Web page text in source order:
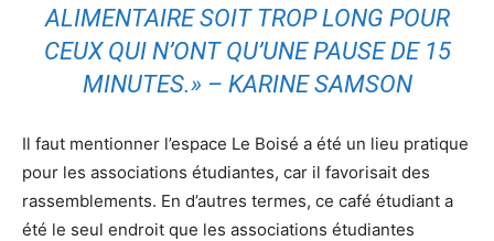
ALIMENTAIRE SOIT TROP LONG POUR
CEUX QUI N’ONT QU’UNE PAUSE DE 15
MINUTES.» – KARINE SAMSON
Il faut mentionner l’espace Le Boisé a été un lieu pratique
pour les associations étudiantes, car il favorisait des
rassemblements. En d’autres termes, ce café étudiant a
été le seul endroit que les associations étudiantes